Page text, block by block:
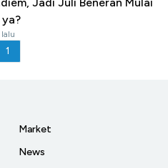
1
Market
News